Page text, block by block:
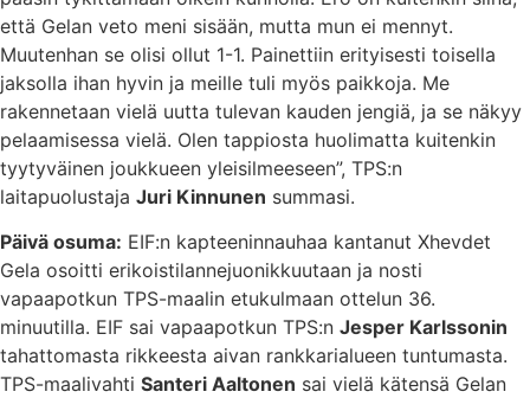
että Gelan veto meni sisään, mutta mun ei mennyt.
Muutenhan se olisi ollut 1-1. Painettiin erityisesti toisella
jaksolla ihan hyvin ja meille tuli myös paikkoja. Me
rakennetaan vielä uutta tulevan kauden jengiä, ja se näkyy
pelaamisessa vielä. Olen tappiosta huolimatta kuitenkin
tyytyväinen joukkueen yleisilmeeseen”, TPS:n
laitapuolustaja Juri Kinnunen summasi.
Päivä osuma: EIF:n kapteeninnauhaa kantanut Xhevdet
Gela osoitti erikoistilannejuonikkuutaan ja nosti
vapaapotkun TPS-maalin etukulmaan ottelun 36.
minuutilla. EIF sai vapaapotkun TPS:n Jesper Karlssonin
tahattomasta rikkeesta aivan rankkarialueen tuntumasta.
TPS-maalivahti Santeri Aaltonen sai vielä kätensä Gelan